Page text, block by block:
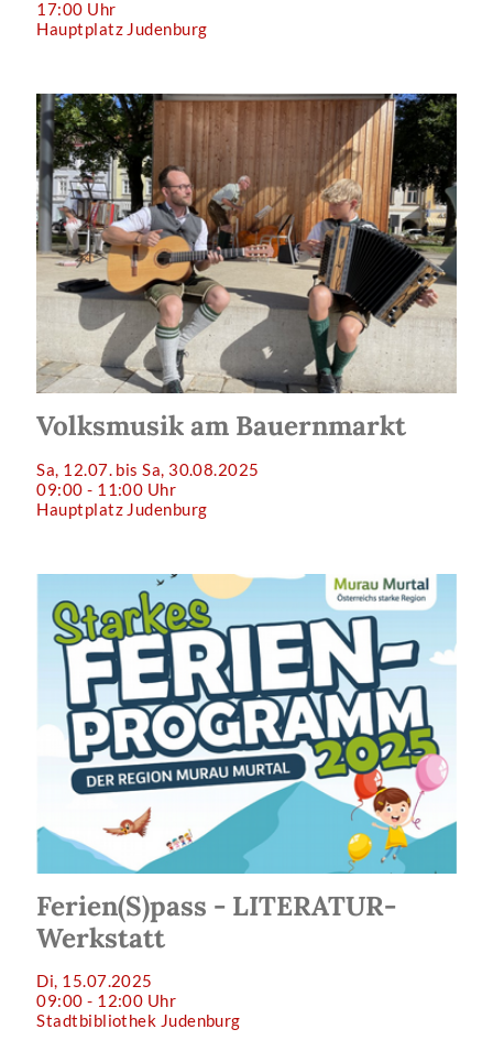
17:00 Uhr
Hauptplatz Judenburg
Volksmusik am Bauernmarkt
Sa, 12.07. bis Sa, 30.08.2025
09:00 - 11:00 Uhr
Hauptplatz Judenburg
Ferien(S)pass - LITERATUR-
Werkstatt
Di, 15.07.2025
09:00 - 12:00 Uhr
Stadtbibliothek Judenburg